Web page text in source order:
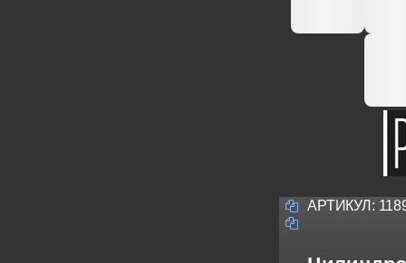
АРТИКУЛ: